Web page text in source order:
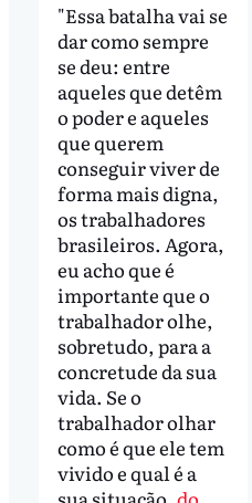
"Essa batalha vai se
dar como sempre
se deu: entre
aqueles que detêm
o poder e aqueles
que querem
conseguir viver de
forma mais digna,
os trabalhadores
brasileiros. Agora,
eu acho que é
importante que o
trabalhador olhe,
sobretudo, para a
concretude da sua
vida. Se o
trabalhador olhar
como é que ele tem
vivido e qual é a